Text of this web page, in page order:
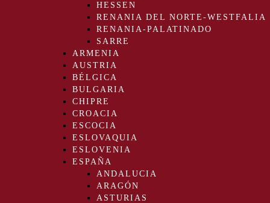
HESSEN
RENANIA DEL NORTE-WESTFALIA
RENANIA-PALATINADO
SARRE
ARMENIA
AUSTRIA
BÉLGICA
BULGARIA
CHIPRE
CROACIA
ESCOCIA
ESLOVAQUIA
ESLOVENIA
ESPAÑA
ANDALUCIA
ARAGÓN
ASTURIAS